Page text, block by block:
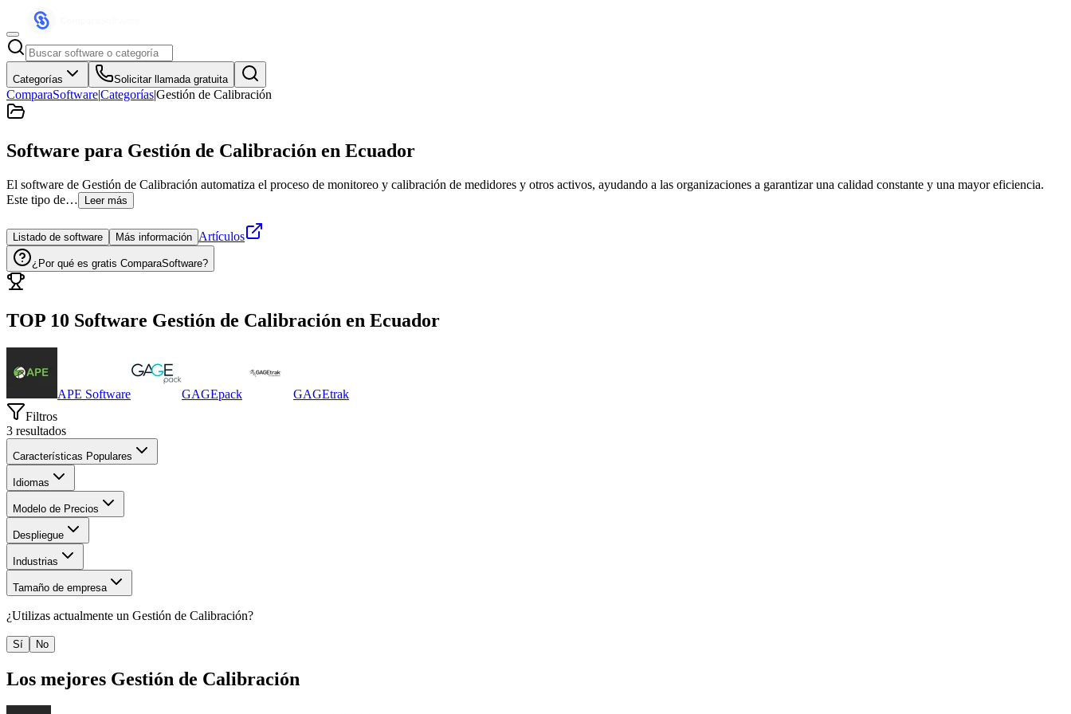
Categorías Solicitar llamada gratuita
ComparaSoftware|Categorías|Gestión de Calibración
Software para Gestión de Calibración en Ecuador
El software de Gestión de Calibración automatiza el proceso de monitoreo y calibración de medidores y otros activos, ayudando a las organizaciones a garantizar una calidad constante y una mayor eficiencia.
Este tipo de…
Leer más
Listado de software Más información Artículos
¿Por qué es gratis ComparaSoftware?
TOP 10 Software Gestión de Calibración en Ecuador
APE Software GAGEpack
GAGEtrak
Filtros
3 resultados
Características Populares
Idiomas
Modelo de Precios
Despliegue
Industrias
Tamaño de empresa
¿Utilizas actualmente un Gestión de Calibración?
Sí No
Los mejores Gestión de Calibración